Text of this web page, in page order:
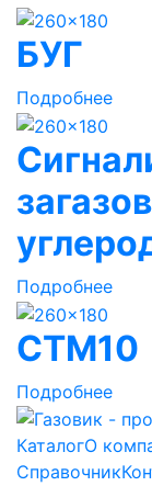
БУГ
Подробнее
Подробнее
СТМ10
Подробнее
КаталогО
Справочник